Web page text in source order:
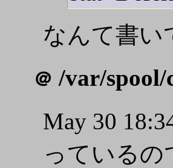
なんて書い
＠ /var/spool/
May 30
っているの